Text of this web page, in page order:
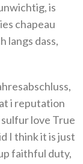
is
chapeau
langs dass,
i reputation
love True
I think it is just
faithful duty,